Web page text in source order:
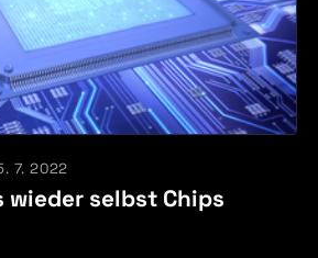
7. 2022
wieder selbst Chips